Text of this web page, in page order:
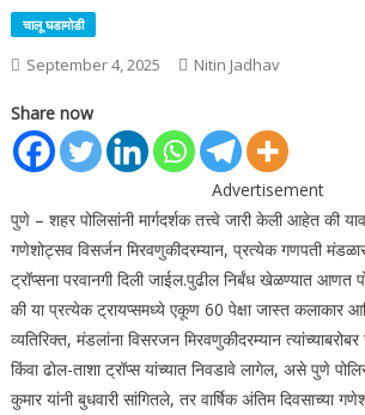
चालू घडामोडी
September 4, 2025 Nitin Jadhav
Share now
Advertisement
पुणे – शहर पोलिसांनी मार्गदर्शक तत्त्वे जारी केली आहेत की
गणेशोट्सव विसर्जन मिरवणुकीदरम्यान, प्रत्येक गणपती
ट्रॉप्सना परवानगी दिली जाईल.पुढील निर्बंध खेळण्यात आणत
की या प्रत्येक ट्रायप्समध्ये एकूण 60 पेक्षा जास्त कलाकार
व्यतिरिक्त, मंडलांना विसरजन मिरवणुकीदरम्यान
किंवा ढोल-ताशा ट्रॉप्स यांच्यात निवडावे लागेल, असे पुणे
कुमार यांनी बुधवारी सांगितले, तर वार्षिक अंतिम दिवसाच्या